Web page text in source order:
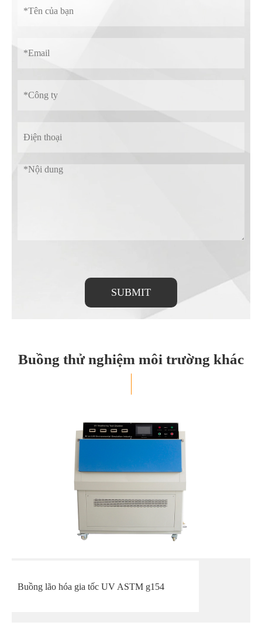
SUBMIT
Buồng thử nghiệm môi trường khác
Buồng lão hóa gia tốc UV ASTM g154